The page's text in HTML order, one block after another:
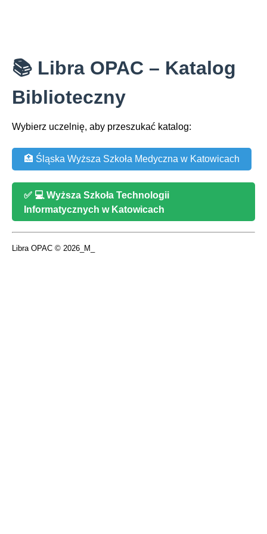
📚 Libra OPAC – Katalog
Biblioteczny
Wybierz uczelnię, aby przeszukać katalog:
🏥 Śląska Wyższa Szkoła Medyczna w Katowicach
✅ 💻 Wyższa Szkoła Technologii
Informatycznych w Katowicach
Libra OPAC © 2026_M_